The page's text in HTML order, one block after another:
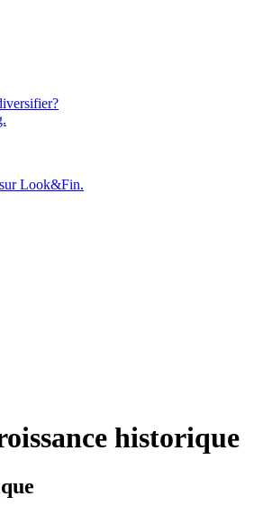
sur Look&Fin.
historique